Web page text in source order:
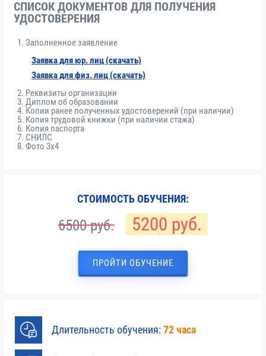
СПИСОК ДОКУМЕНТОВ ДЛЯ ПОЛУЧЕНИЯ
УДОСТОВЕРЕНИЯ
Заполненное заявление
Заявка для юр. лиц (скачать)
Заявка для физ. лиц (скачать)
Реквизиты организации
Диплом об образовании
Копии ранее полученных удостоверений (при наличии)
Копия трудовой книжки (при наличии стажа)
Копия паспорта
СНИЛС
Фото 3x4
СТОИМОСТЬ ОБУЧЕНИЯ:
6500 руб. 5200 руб.
ПРОЙТИ ОБУЧЕНИЕ
Длительность обучения:72 часа